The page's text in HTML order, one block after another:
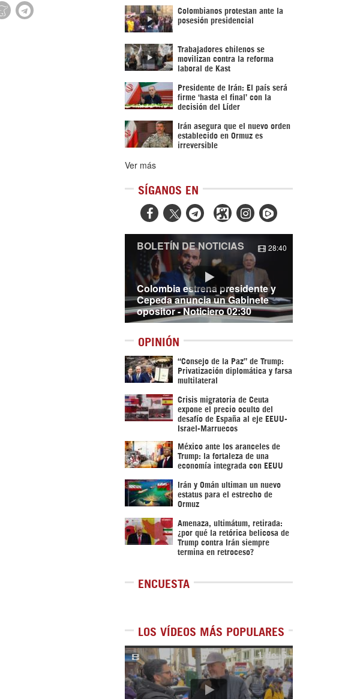
Colombianos protestan ante la
posesión presidencial
Trabajadores chilenos se
movilizan contra la reforma
laboral de Kast
Presidente de Irán: El país será
firme ‘hasta el final’ con la
decisión del Líder
Irán asegura que el nuevo orden
establecido en Ormuz es
irreversible
Ver más
SÍGANOS EN
  
Colombia estrena presidente y
Cepeda anuncia un Gabinete
opositor - Noticiero 02:30
BOLETÍN DE NOTICIAS 28:40
OPINIÓN
“Consejo de la Paz” de Trump:
Privatización diplomática y farsa
multilateral
Crisis migratoria de Ceuta
expone el precio oculto del
desafío de España al eje EEUU-
Israel-Marruecos
México ante los aranceles de
Trump: la fortaleza de una
economía integrada con EEUU
Irán y Omán ultiman un nuevo
estatus para el estrecho de
Ormuz
Amenaza, ultimátum, retirada:
¿por qué la retórica belicosa de
Trump contra Irán siempre
termina en retroceso?
ENCUESTA
LOS VÍDEOS MÁS POPULARES
1de5